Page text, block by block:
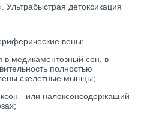
Ультрабыстрая детоксикация
вены;
в медикаментозный сон, в
полностью
скелетные мышцы;
или налоксонсодержащий